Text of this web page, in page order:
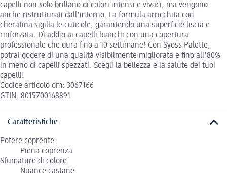
capelli non solo brillano di colori intensi e vivaci, ma vengono
anche ristrutturati dall'interno. La formula arricchita con
cheratina sigilla le cuticole, garantendo una superficie liscia e
rinforzata. Dì addio ai capelli bianchi con una copertura
professionale che dura fino a 10 settimane! Con Syoss Palette,
potrai godere di una qualità visibilmente migliorata e fino all'80%
in meno di capelli spezzati. Scegli la bellezza e la salute dei tuoi
capelli!
Codice articolo dm: 3067166
GTIN: 8015700168891
Caratteristiche
Potere coprente:
Piena coprenza
Sfumature di colore:
Nuance castane